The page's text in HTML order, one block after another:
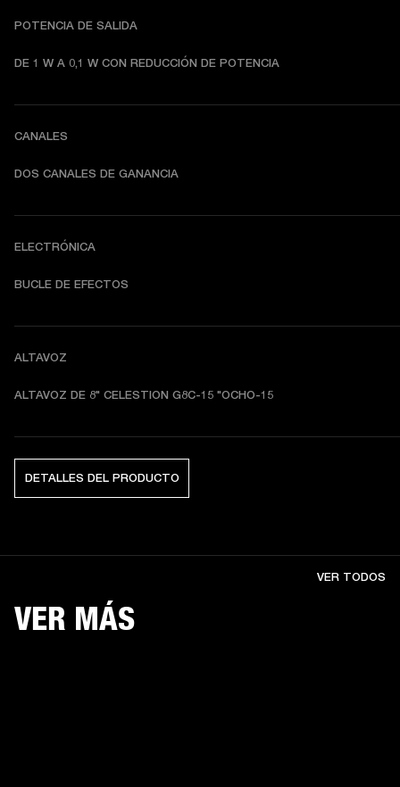
POTENCIA DE SALIDA
DE 1 W A 0,1 W CON REDUCCIÓN DE POTENCIA
CANALES
DOS CANALES DE GANANCIA
ELECTRÓNICA
BUCLE DE EFECTOS
ALTAVOZ
ALTAVOZ DE 8" CELESTION G8C-15 "OCHO-15
DETALLES DEL PRODUCTO
VER MÁS
VER TODOS